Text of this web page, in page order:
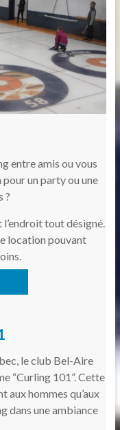
entre amis ou vous
pour un party ou une
?
tout désigné.
location pouvant
le club Bel-Aire
“Curling 101”. Cette
aux hommes qu’aux
dans une ambiance